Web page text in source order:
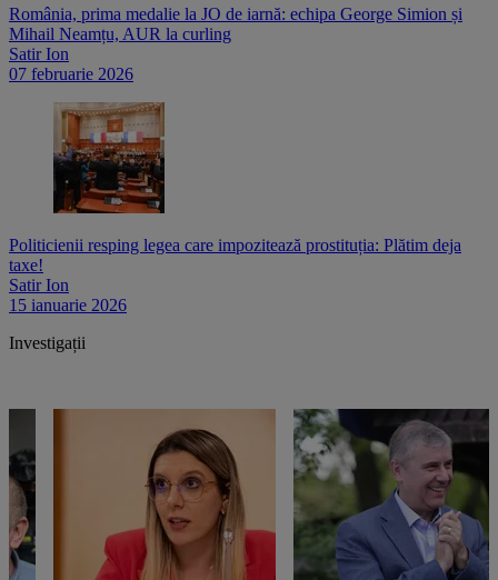
România, prima medalie la JO de iarnă: echipa George Simion și
Mihail Neamțu, AUR la curling
Satir Ion
07 februarie 2026
Politicienii resping legea care impozitează prostituția: Plătim deja
taxe!
Satir Ion
15 ianuarie 2026
Investigații